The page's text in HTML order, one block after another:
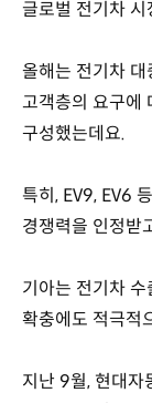
글로벌 전기차
올해는 전기차
고객층의 요구에
구성했는데요.
특히, EV9, EV6
경쟁력을 인정받
기아는 전기차
확충에도 적극적
지난 9월, 현대자